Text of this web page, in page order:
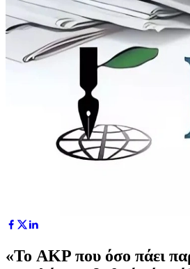
«Το AKP που όσο πάει